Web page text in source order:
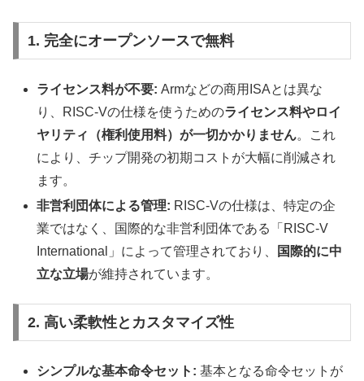
1. 完全にオープンソースで無料
ライセンス料が不要: Armなどの商用ISAとは異な
り、RISC-Vの仕様を使うためのライセンス料やロイ
ヤリティ（権利使用料）が一切かかりません。これ
により、チップ開発の初期コストが大幅に削減され
ます。
非営利団体による管理: RISC-Vの仕様は、特定の企
業ではなく、国際的な非営利団体である「RISC-V
International」によって管理されており、
国際的に中
立な立場が維持されています。
2. 高い柔軟性とカスタマイズ性
シンプルな基本命令セット: 基本となる命令セットが